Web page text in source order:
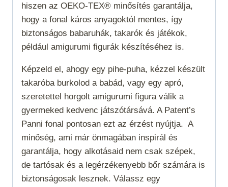
hiszen az OEKO-TEX® minősítés garantálja,
hogy a fonal káros anyagoktól mentes, így
biztonságos babaruhák, takarók és játékok,
például amigurumi figurák készítéséhez is.
Képzeld el, ahogy egy pihe-puha, kézzel készült
takaróba burkolod a babád, vagy egy apró,
szeretettel horgolt amigurumi figura válik a
gyermeked kedvenc játszótársává. A Patent’s
Panni fonal pontosan ezt az érzést nyújtja. A
minőség, ami már önmagában inspirál és
garantálja, hogy alkotásaid nem csak szépek,
de tartósak és a legérzékenyebb bőr számára is
biztonságosak lesznek. Válassz egy